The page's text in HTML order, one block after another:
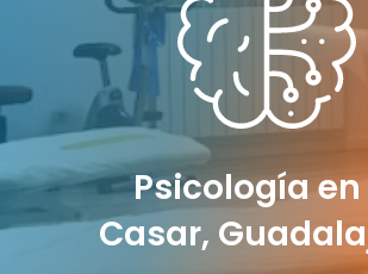
Psicología
Casar,